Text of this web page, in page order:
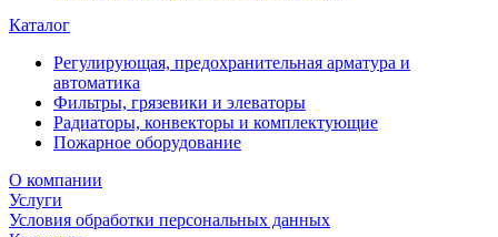
Каталог
Регулирующая, предохранительная арматура и
автоматика
Фильтры, грязевики и элеваторы
Радиаторы, конвекторы и комплектующие
Пожарное оборудование
О компании
Услуги
Условия обработки персональных данных